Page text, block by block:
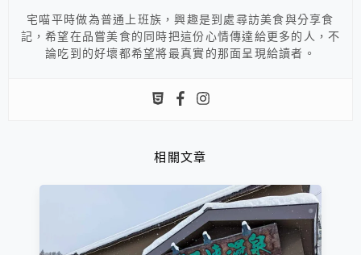
宅喵平時做為普通上班族，興趣是到處尋訪美食與分享食
記，希望在品嘗美食的同時把這份心情傳達給更多的人，不
論吃到的好壞都希望將最真實的那面呈現給讀者。
相關文章